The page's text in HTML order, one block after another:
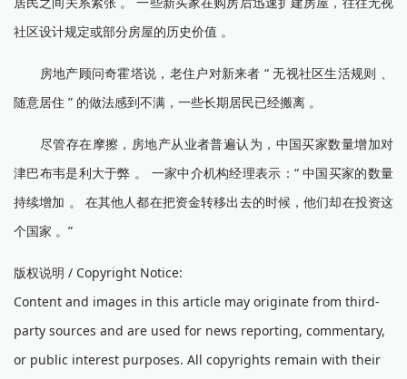
社区设计规定或部分房屋的历史价值 。
房地产顾问奇霍塔说，老住户对新来者 “ 无视社区生活规则 、
随意居住 ” 的做法感到不满，一些长期居民已经搬离 。
尽管存在摩擦，房地产从业者普遍认为，中国买家数量增加对
津巴布韦是利大于弊 。 一家中介机构经理表示：“ 中国买家的数量
持续增加 。 在其他人都在把资金转移出去的时候，他们却在投资这
个国家 。”
版权说明 / Copyright Notice:
Content and images in this article may originate from third-
party sources and are used for news reporting, commentary,
or public interest purposes. All copyrights remain with their